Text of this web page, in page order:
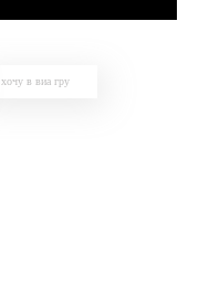
хочу в виа гру